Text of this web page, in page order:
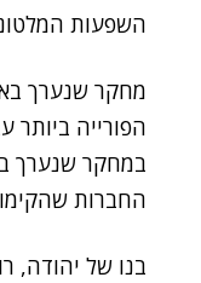
השפעות
הפורייה ביותר
החברות
בנו של יהודה,